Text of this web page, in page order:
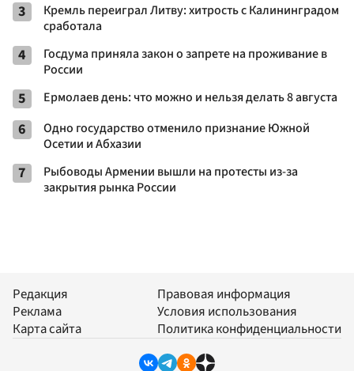
3
Кремль переиграл Литву: хитрость с Калининградом
сработала
4
Госдума приняла закон о запрете на проживание в
России
5 Ермолаев день: что можно и нельзя делать 8 августа
6
Одно государство отменило признание Южной
Осетии и Абхазии
7
Рыбоводы Армении вышли на протесты из-за
закрытия рынка России
Редакция
Реклама
Карта сайта
Правовая информация
Условия использования
Политика конфиденциальности